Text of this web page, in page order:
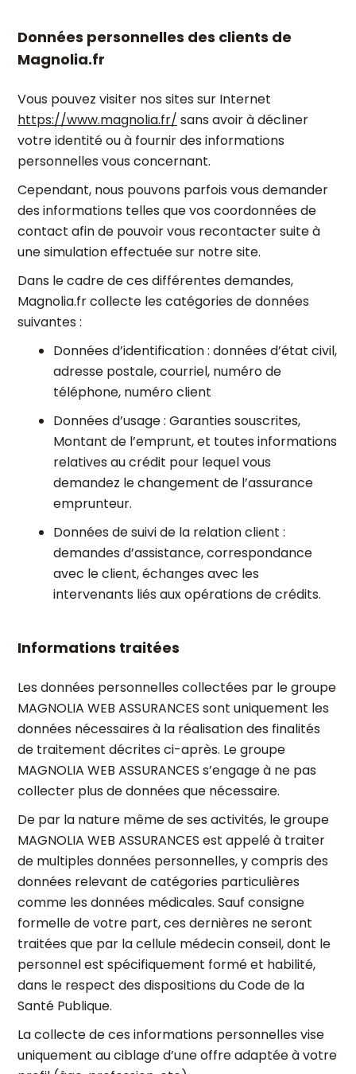
Données personnelles des clients de
Magnolia.fr
Vous pouvez visiter nos sites sur Internet
https://www.magnolia.fr/ sans avoir à décliner
votre identité ou à fournir des informations
personnelles vous concernant.
Cependant, nous pouvons parfois vous demander
des informations telles que vos coordonnées de
contact afin de pouvoir vous recontacter suite à
une simulation effectuée sur notre site.
Dans le cadre de ces différentes demandes,
Magnolia.fr collecte les catégories de données
suivantes :
Données d’identification : données d’état civil,
adresse postale, courriel, numéro de
téléphone, numéro client
Données d’usage : Garanties souscrites,
Montant de l’emprunt, et toutes informations
relatives au crédit pour lequel vous
demandez le changement de l’assurance
emprunteur.
Données de suivi de la relation client :
demandes d’assistance, correspondance
avec le client, échanges avec les
intervenants liés aux opérations de crédits.
Informations traitées
Les données personnelles collectées par le groupe
MAGNOLIA WEB ASSURANCES sont uniquement les
données nécessaires à la réalisation des finalités
de traitement décrites ci-après. Le groupe
MAGNOLIA WEB ASSURANCES s’engage à ne pas
collecter plus de données que nécessaire.
De par la nature même de ses activités, le groupe
MAGNOLIA WEB ASSURANCES est appelé à traiter
de multiples données personnelles, y compris des
données relevant de catégories particulières
comme les données médicales. Sauf consigne
formelle de votre part, ces dernières ne seront
traitées que par la cellule médecin conseil, dont le
personnel est spécifiquement formé et habilité,
dans le respect des dispositions du Code de la
Santé Publique.
La collecte de ces informations personnelles vise
uniquement au ciblage d’une offre adaptée à votre